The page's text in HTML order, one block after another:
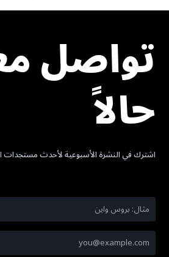
تواصل
حالاً
اشترك في النشرة الأسبوعية لأحدث مستجدات